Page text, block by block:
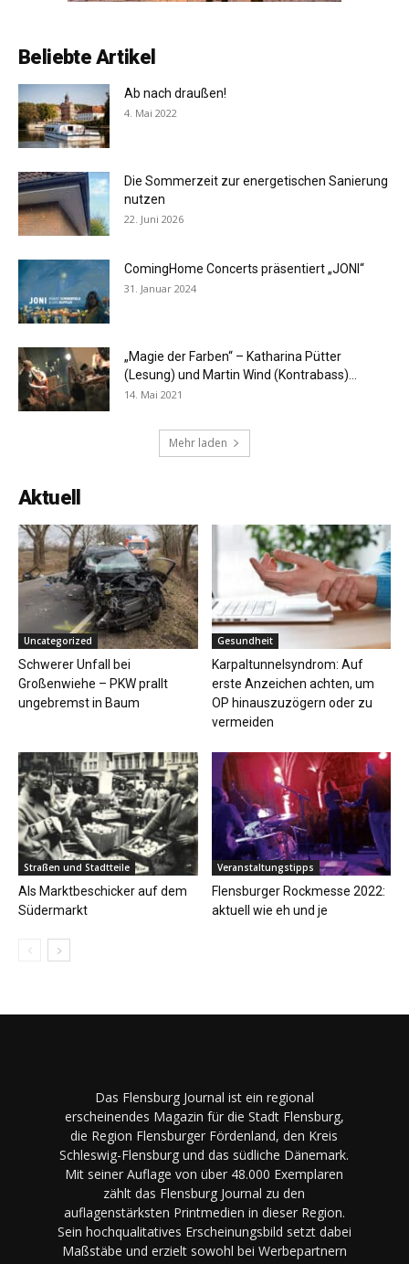
Beliebte Artikel
Ab nach draußen!
4. Mai 2022
Die Sommerzeit zur energetischen Sanierung
nutzen
22. Juni 2026
ComingHome Concerts präsentiert „JONI“
31. Januar 2024
„Magie der Farben“ – Katharina Pütter
(Lesung) und Martin Wind (Kontrabass)...
14. Mai 2021
Mehr laden
Aktuell
Uncategorized
Schwerer Unfall bei
Großenwiehe – PKW prallt
ungebremst in Baum
Gesundheit
Karpaltunnelsyndrom: Auf
erste Anzeichen achten, um
OP hinauszuzögern oder zu
vermeiden
Straßen und Stadtteile
Als Marktbeschicker auf dem
Südermarkt
Veranstaltungstipps
Flensburger Rockmesse 2022:
aktuell wie eh und je
Das Flensburg Journal ist ein regional
erscheinendes Magazin für die Stadt Flensburg,
die Region Flensburger Fördenland, den Kreis
Schleswig-Flensburg und das südliche Dänemark.
Mit seiner Auflage von über 48.000 Exemplaren
zählt das Flensburg Journal zu den
auflagenstärksten Printmedien in dieser Region.
Sein hochqualitatives Erscheinungsbild setzt dabei
Maßstäbe und erzielt sowohl bei Werbepartnern